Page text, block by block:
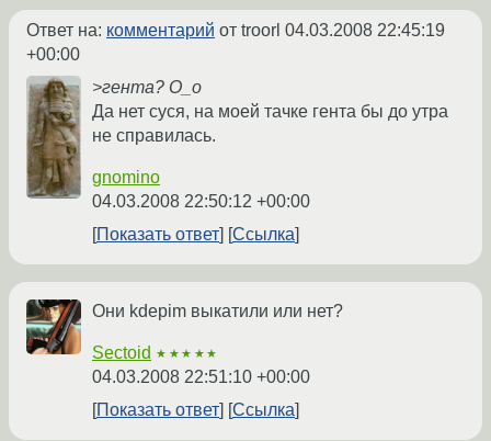
Ответ на: комментарий от troorl 04.03.2008 22:45:19
+00:00
>гента? О_о
Да нет суся, на моей тачке гента бы до утра
не справилась.
gnomino
04.03.2008 22:50:12 +00:00
Показать ответ
Ссылка
Они kdepim выкатили или нет?
Sectoid ★★★★★
04.03.2008 22:51:10 +00:00
Показать ответ
Ссылка